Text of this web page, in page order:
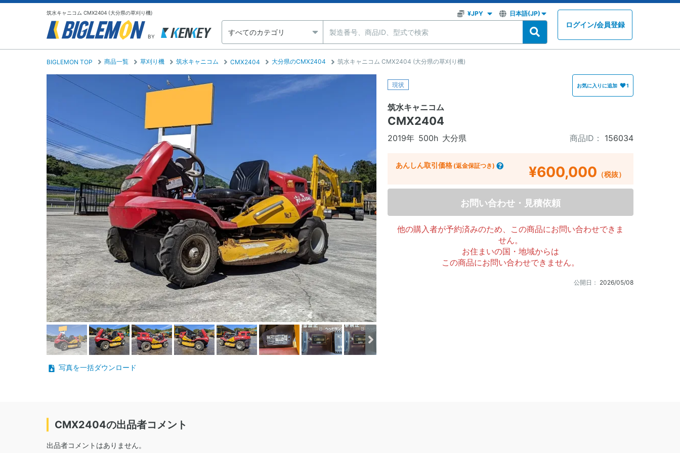
筑水キャニコム CMX2404 (大分県の草刈り機)
BY
ログイン/会員登録
BIGLEMON TOP 商品一覧 草刈り機 筑水キャニコム CMX2404 大分県のCMX2404 筑水キャニコム CMX2404 (大分県の草刈り機)
現状 お気に入りに追加 1
筑水キャニコム
CMX2404
2019年 500h 大分県 商品ID： 156034
写真を一括ダウンロード
あんしん取引価格 (返金保証つき) ¥600,000 （税抜）
お問い合わせ・見積依頼
他の購入者が予約済みのため、この商品にお問い合わせできま
せん。
お住まいの国・地域からは
この商品にお問い合わせできません。
公開日： 2026/05/08
CMX2404の出品者コメント
出品者コメントはありません。